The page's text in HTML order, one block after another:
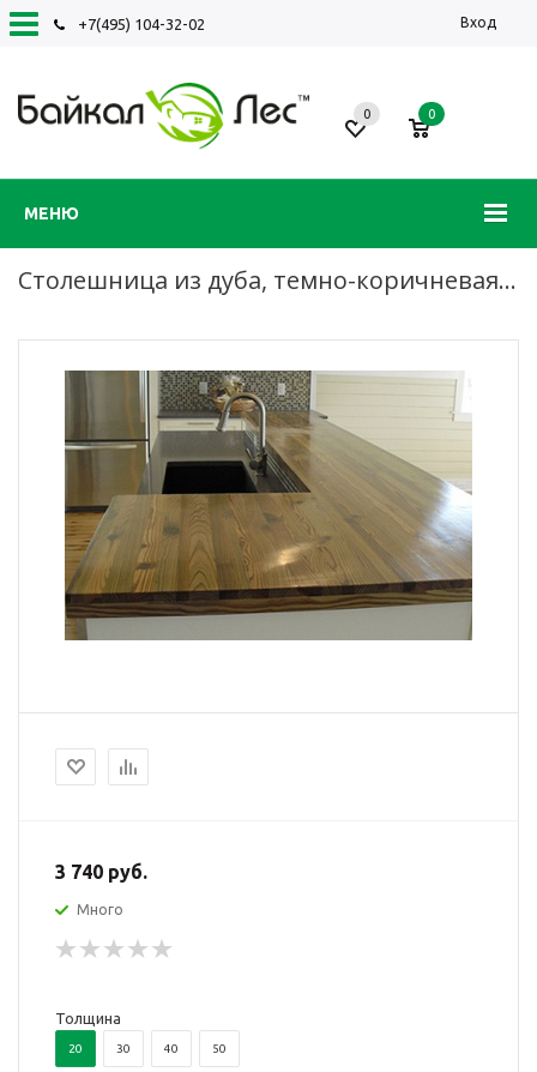
+7(495) 104-32-02 Вход
МЕНЮ
0 0
Столешница из дуба, темно-коричневая, цельноламельная склейка, воск
3 740 руб.
Много
Толщина
20 30 40 50